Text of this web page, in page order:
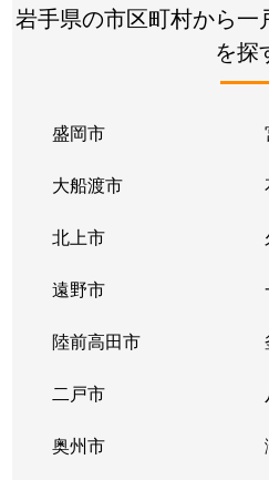
岩手県の市区町村から一
を探
盛岡市
大船渡市
北上市
遠野市
陸前高田市
二戸市
奥州市